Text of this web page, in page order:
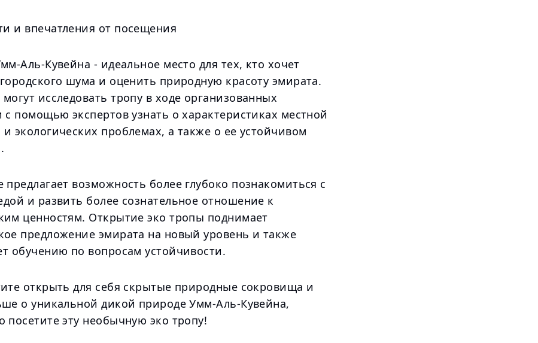
и впечатления от посещения
Аль-Кувейна - идеальное место для тех, кто хочет
шума и оценить природную красоту эмирата.
исследовать тропу в ходе организованных
с помощью экспертов узнать о характеристиках местной
экологических проблемах, а также о ее устойчивом
предлагает возможность более глубоко познакомиться с
и развить более сознательное отношение к
ценностям. Открытие эко тропы поднимает
предложение эмирата на новый уровень и также
обучению по вопросам устойчивости.
открыть для себя скрытые природные сокровища и
о уникальной дикой природе Умм-Аль-Кувейна,
посетите эту необычную эко тропу!